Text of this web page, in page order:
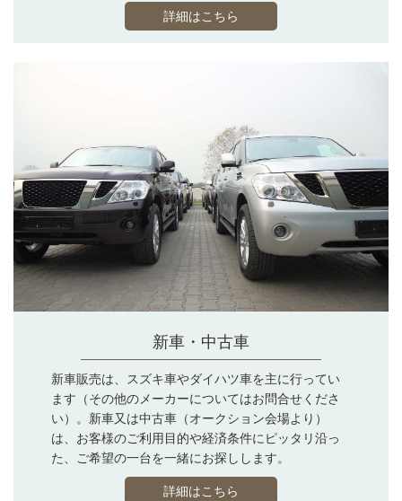
詳細はこちら
新車・中古車
新車販売は、スズキ車やダイハツ車を主に行ってい
ます（その他のメーカーについてはお問合せくださ
い）。新車又は中古車（オークション会場より）
は、お客様のご利用目的や経済条件にピッタリ沿っ
た、ご希望の一台を一緒にお探しします。
詳細はこちら